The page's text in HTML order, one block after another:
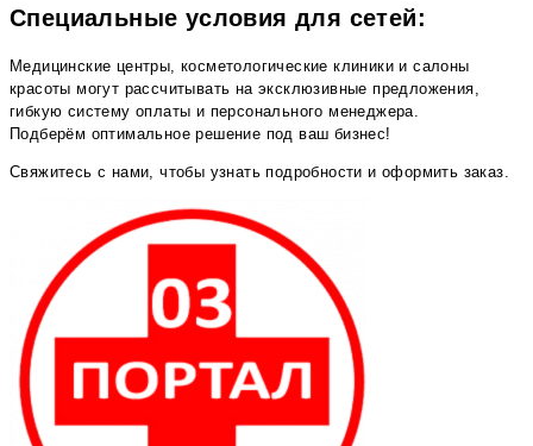
Специальные условия для сетей:
Медицинские центры, косметологические клиники и салоны
красоты могут рассчитывать на эксклюзивные предложения,
гибкую систему оплаты и персонального менеджера.
Подберём оптимальное решение под ваш бизнес!
Свяжитесь с нами, чтобы узнать подробности и оформить заказ.